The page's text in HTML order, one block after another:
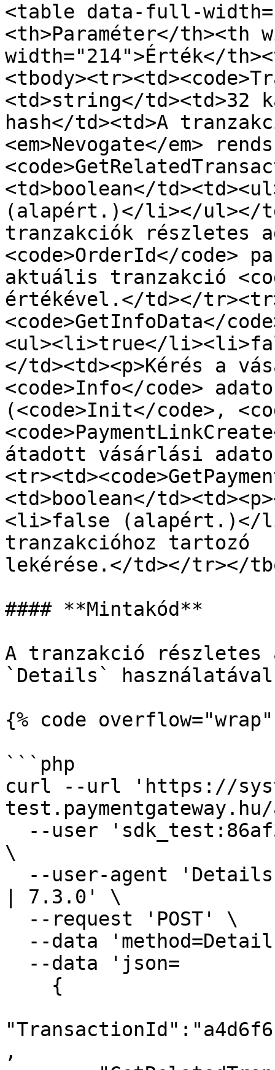
<table data-full-
<th>Paraméter</th><th
width="214">Érték</
<td>string</td><td>32
hash</td><td>A
<em>Nevogate</em>
<td>boolean</
(alapért.)</li></ul></
tranzakciók részletes
<code>OrderId</code>
aktuális tranzakció
értékével.</td></
<code>GetInfoData</
<ul><li>true</
</td><td><p>Kérés a
<code>Info</code>
(<code>Init</code>,
átadott vásárlási
<td>boolean</
<li>false (alapért.)</
tranzakcióhoz tartozó
lekérése.</td></tr></
#### **Mintakód**
A tranzakció részletes
`Details`
{% code
```php
curl --url 'https://
\
| 7.3.0' \
,